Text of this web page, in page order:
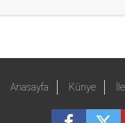
Anasayfa Künye